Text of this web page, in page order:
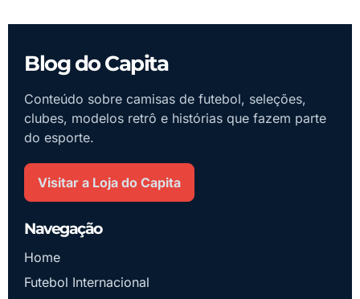
Blog do Capita
Conteúdo sobre camisas de futebol, seleções,
clubes, modelos retrô e histórias que fazem parte
do esporte.
Visitar a Loja do Capita
Navegação
Home
Futebol Internacional